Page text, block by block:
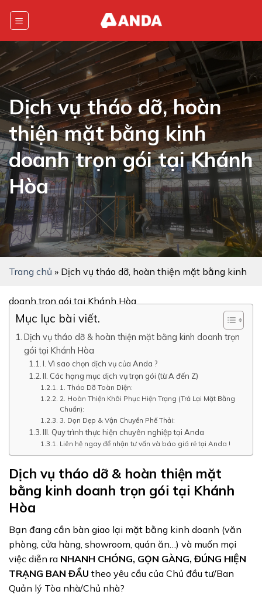
Dịch vụ tháo dỡ, hoàn
thiện mặt bằng kinh
doanh trọn gói tại Khánh
Hòa
Trang chủ » Dịch vụ tháo dỡ, hoàn thiện mặt bằng kinh
doanh trọn gói tại Khánh Hòa
Mục lục bài viết.
Dịch vụ tháo dỡ & hoàn thiện mặt bằng kinh doanh trọn
gói tại Khánh Hòa
I. Vì sao chọn dịch vụ của Anda ?
II. Các hạng mục dịch vụ trọn gói (từ A đến Z)
1. Tháo Dỡ Toàn Diện:
2. Hoàn Thiện Khôi Phục Hiện Trạng (Trả Lại Mặt Bằng
Chuẩn):
3. Dọn Dẹp & Vận Chuyển Phế Thải:
III. Quy trình thực hiện chuyên nghiệp tại Anda
Liên hệ ngay để nhận tư vấn và báo giá rẻ tại Anda !
Dịch vụ tháo dỡ & hoàn thiện mặt
bằng kinh doanh trọn gói tại Khánh
Hòa
Bạn đang cần bàn giao lại mặt bằng kinh doanh (văn
phòng, cửa hàng, showroom, quán ăn…) và muốn mọi
việc diễn ra NHANH CHÓNG, GỌN GÀNG, ĐÚNG HIỆN
TRẠNG BAN ĐẦU theo yêu cầu của Chủ đầu tư/Ban
Quản lý Tòa nhà/Chủ nhà?